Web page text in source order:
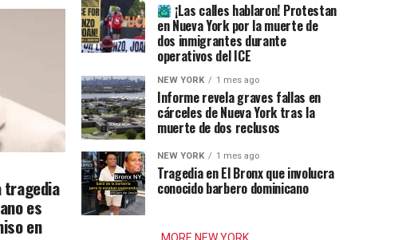
tragedia
es
en
¡Las calles hablaron! Protestan
en Nueva York por la muerte de
dos inmigrantes durante
operativos del ICE
NEW YORK 1 mes ago
Informe revela graves fallas en
cárceles de Nueva York tras la
muerte de dos reclusos
NEW YORK 1 mes ago
Tragedia en El Bronx que involucra
conocido barbero dominicano